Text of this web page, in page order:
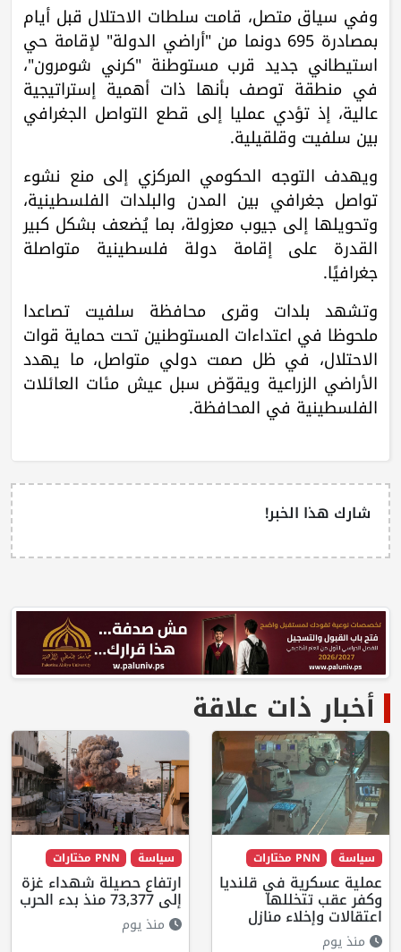
وفي سياق متصل، قامت سلطات الاحتلال قبل أيام
بمصادرة 695 دونما من "أراضي الدولة" لإقامة حي
استيطاني جديد قرب مستوطنة "كرني شومرون"،
في منطقة توصف بأنها ذات أهمية إستراتيجية
عالية، إذ تؤدي عمليا إلى قطع التواصل الجغرافي
بين سلفيت وقلقيلية.
ويهدف التوجه الحكومي المركزي إلى منع نشوء
تواصل جغرافي بين المدن والبلدات الفلسطينية،
وتحويلها إلى جيوب معزولة، بما يُضعف بشكل كبير
القدرة على إقامة دولة فلسطينية متواصلة
جغرافيًا.
وتشهد بلدات وقرى محافظة سلفيت تصاعدا
ملحوظا في اعتداءات المستوطنين تحت حماية قوات
الاحتلال، في ظل صمت دولي متواصل، ما يهدد
الأراضي الزراعية ويقوّض سبل عيش مئات العائلات
الفلسطينية في المحافظة.
شارك هذا الخبر!
أخبار ذات علاقة
سياسة PNN مختارات
عملية عسكرية في قلنديا
وكفر عقب تتخللها
اعتقالات وإخلاء منازل
منذ يوم
سياسة PNN مختارات
ارتفاع حصيلة شهداء غزة
إلى 73,377 منذ بدء الحرب
منذ يوم